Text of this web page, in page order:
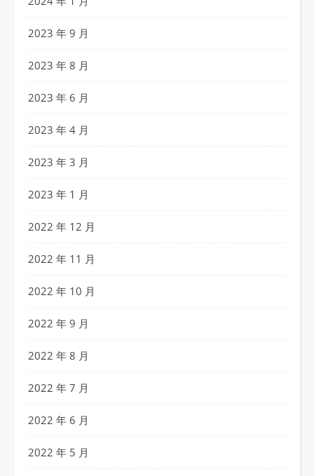
2023 年 9 月
2023 年 8 月
2023 年 6 月
2023 年 4 月
2023 年 3 月
2023 年 1 月
2022 年 12 月
2022 年 11 月
2022 年 10 月
2022 年 9 月
2022 年 8 月
2022 年 7 月
2022 年 6 月
2022 年 5 月